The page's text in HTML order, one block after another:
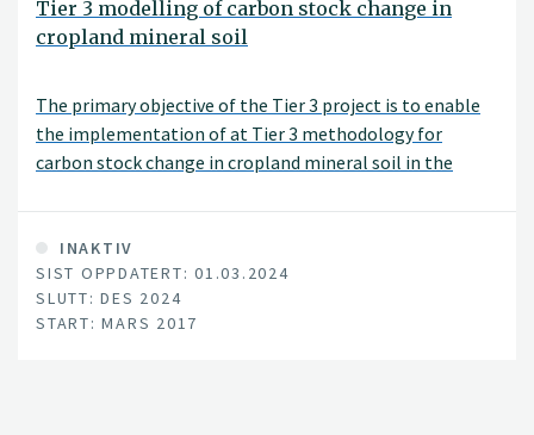
Tier 3 modelling of carbon stock change in
cropland mineral soil
The primary objective of the Tier 3 project is to enable
the implementation of at Tier 3 methodology for
carbon stock change in cropland mineral soil in the
includes both developing a Tier 3 methodology based on
a modeling approach and verification of such an
approach for use on the national level.
INAKTIV
SIST OPPDATERT: 01.03.2024
SLUTT: DES 2024
START: MARS 2017